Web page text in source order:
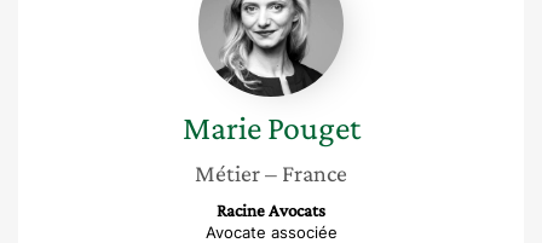
Marie Pouget
Métier– France
Racine Avocats
Avocate associée